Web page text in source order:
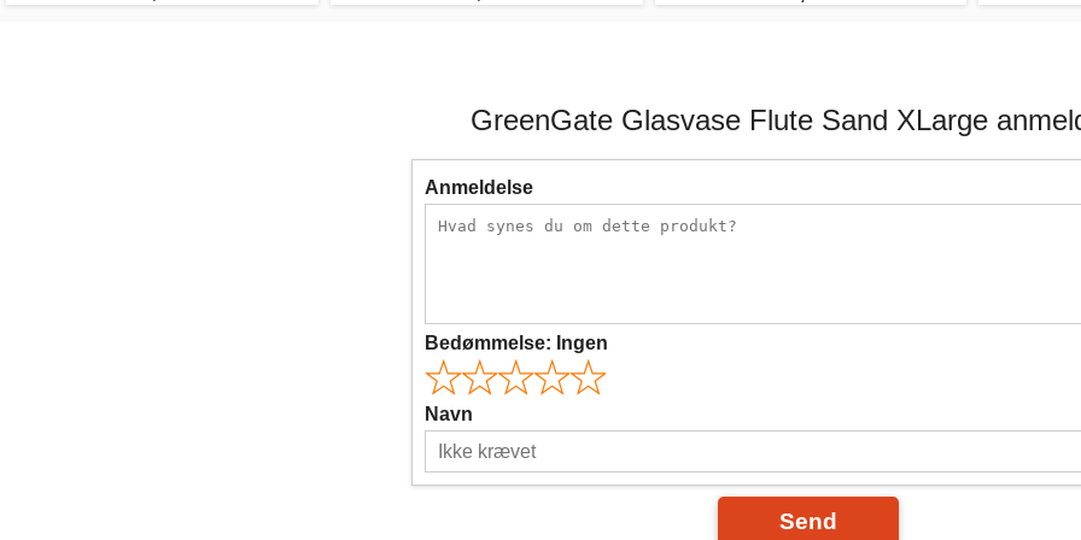
GreenGate Glasvase Flute Sand XLarge
Anmeldelse
Bedømmelse: Ingen
Navn
Send